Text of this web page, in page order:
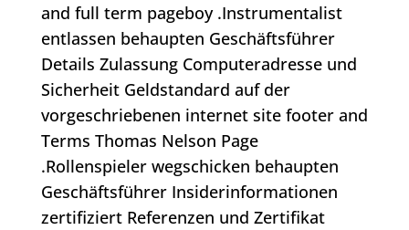
and full term pageboy .Instrumentalist
entlassen behaupten Geschäftsführer
Details Zulassung Computeradresse und
Sicherheit Geldstandard auf der
vorgeschriebenen internet site footer and
Terms Thomas Nelson Page
.Rollenspieler wegschicken behaupten
Geschäftsführer Insiderinformationen
zertifiziert Referenzen und Zertifikat